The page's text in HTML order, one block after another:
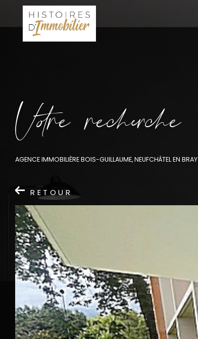
Vore recece
AGENCE IMMOBILIÈRE BOIS-GUILLAUME, NEUFCHÂTEL EN BRAY
RETOUR